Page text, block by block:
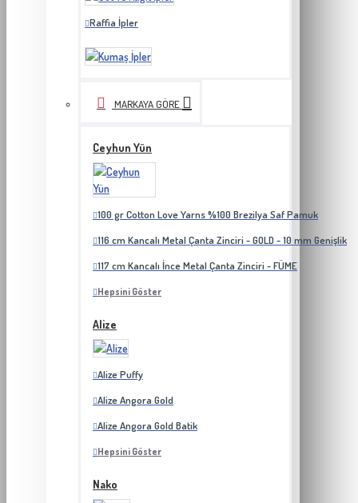
Raffia İpler
MARKAYA GÖRE
Ceyhun Yün
100 gr Cotton Love Yarns %100 Brezilya Saf Pamuk
116 cm Kancalı Metal Çanta Zinciri - GOLD - 10 mm Genişlik
117 cm Kancalı İnce Metal Çanta Zinciri - FÜME
Hepsini Göster
Alize
Alize Puffy
Alize Angora Gold
Alize Angora Gold Batik
Hepsini Göster
Nako